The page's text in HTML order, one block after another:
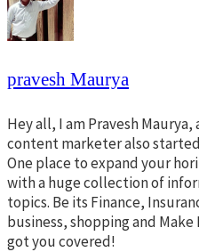
pravesh Maurya
Hey all, I am Pravesh
content marketer also
One place to expand your
with a huge collection of
topics. Be its Finance,
business, shopping and
got you covered!